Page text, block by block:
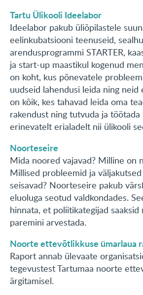
Tartu Ülikooli Ideelabor
Ideelabor pakub üliõpilastele
eelinkubatsiooni teenuseid,
arendusprogrammi STARTER,
ja start-up maastikul kogenud
on koht, kus põnevatele
uudseid lahendusi leida ning neid
on kõik, kes tahavad leida oma
rakendust ning tutvuda ja töötada
erinevatelt erialadelt nii ülikooli
Noorteseire
Mida noored vajavad? Milline on
Millised probleemid ja
seisavad? Noorteseire pakub
eluoluga seotud valdkondades.
hinnata, et poliitikategijad saaksid
paremini arvestada.
Noorte ettevõtlikkuse ümarlaua
Raport annab ülevaate
tegevustest Tartumaa noorte
ärgitamisel.